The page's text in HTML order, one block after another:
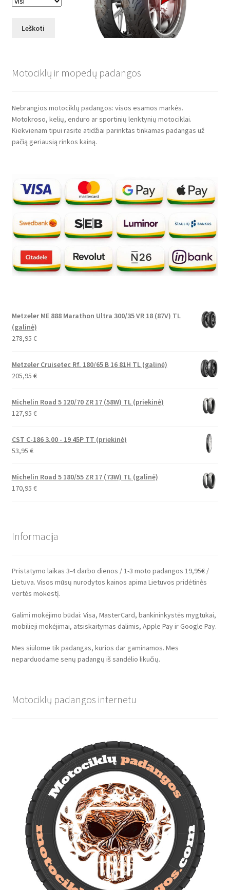
Leškoti
Motociklų ir mopedų padangos
Nebrangios motociklų padangos: visos esamos markės.
Motokroso, kelių, enduro ar sportinių lenktynių motociklai.
Kiekvienam tipui rasite atidžiai parinktas tinkamas padangas už
pačią geriausią rinkos kainą.
Metzeler ME 888 Marathon Ultra 300/35 VR 18 (87V) TL
(galinė)
278,95 €
Metzeler Cruisetec Rf. 180/65 B 16 81H TL (galinė)
205,95 €
Michelin Road 5 120/70 ZR 17 (58W) TL (priekinė)
127,95 €
CST C-186 3.00 - 19 45P TT (priekinė)
53,95 €
Michelin Road 5 180/55 ZR 17 (73W) TL (galinė)
170,95 €
Informacija
Pristatymo laikas 3-4 darbo dienos / 1-3 moto padangos 19,95€ /
Lietuva. Visos mūsų nurodytos kainos apima Lietuvos pridėtinės
vertės mokestį.
Galimi mokėjimo būdai: Visa, MasterCard, bankininkystės mygtukai,
mobilieji mokėjimai, atsiskaitymas dalimis, Apple Pay ir Google Pay.
Mes siūlome tik padangas, kurios dar gaminamos. Mes
neparduodame senų padangų iš sandėlio likučių.
Motociklų padangos internetu